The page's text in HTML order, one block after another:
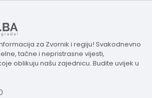
za Zvornik i regiju! Svakodnevno
tačne i nepristrasne vijesti,
oblikuju našu zajednicu. Budite uvijek u